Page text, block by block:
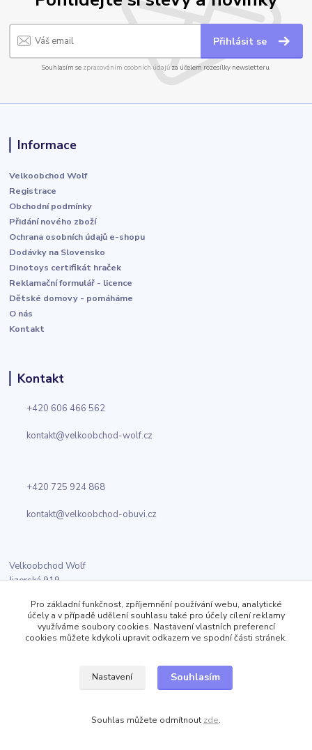
Přihlásit se
Souhlasím se zpracováním osobních údajůza účelem rozesílky newsletteru.
Informace
Velkoobchod Wolf
Registrace
Obchodní podmínky
Přidání nového zboží
Ochrana osobních údajů e-shopu
Dodávky na Slovensko
Dinotoys certifikát hraček
Reklamační formulář - licence
Dětské domovy - pomáháme
O nás
Kontakt
Kontakt
+420 606 466 562
kontakt@velkoobchod-wolf.cz
+420 725 924 868
kontakt@velkoobchod-obuvi.cz
Velkoobchod Wolf
Jizerská 919
Sledujte nás
Facebook
Twitter
Pro základní funkčnost, zpříjemnění používání webu, analytické
účely a v případě udělení souhlasu také pro účely cílení reklamy
využíváme soubory cookies. Nastavení vlastních preferencí
cookies můžete kdykoli upravit odkazem ve spodní části stránek.
Nastavení Souhlasím
Souhlas můžete odmítnout zde.